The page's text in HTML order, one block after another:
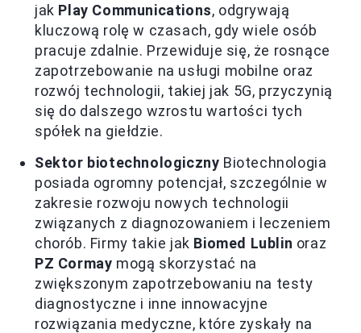
jak Play Communications, odgrywają
kluczową rolę w czasach, gdy wiele osób
pracuje zdalnie. Przewiduje się, że rosnące
zapotrzebowanie na usługi mobilne oraz
rozwój technologii, takiej jak 5G, przyczynią
się do dalszego wzrostu wartości tych
spółek na giełdzie.
Sektor biotechnologiczny Biotechnologia
posiada ogromny potencjał, szczególnie w
zakresie rozwoju nowych technologii
związanych z diagnozowaniem i leczeniem
chorób. Firmy takie jak Biomed Lublin oraz
PZ Cormay mogą skorzystać na
zwiększonym zapotrzebowaniu na testy
diagnostyczne i inne innowacyjne
rozwiązania medyczne, które zyskały na